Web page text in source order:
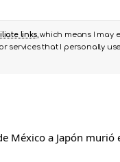
links, which means I may
services that I personally
México a Japón